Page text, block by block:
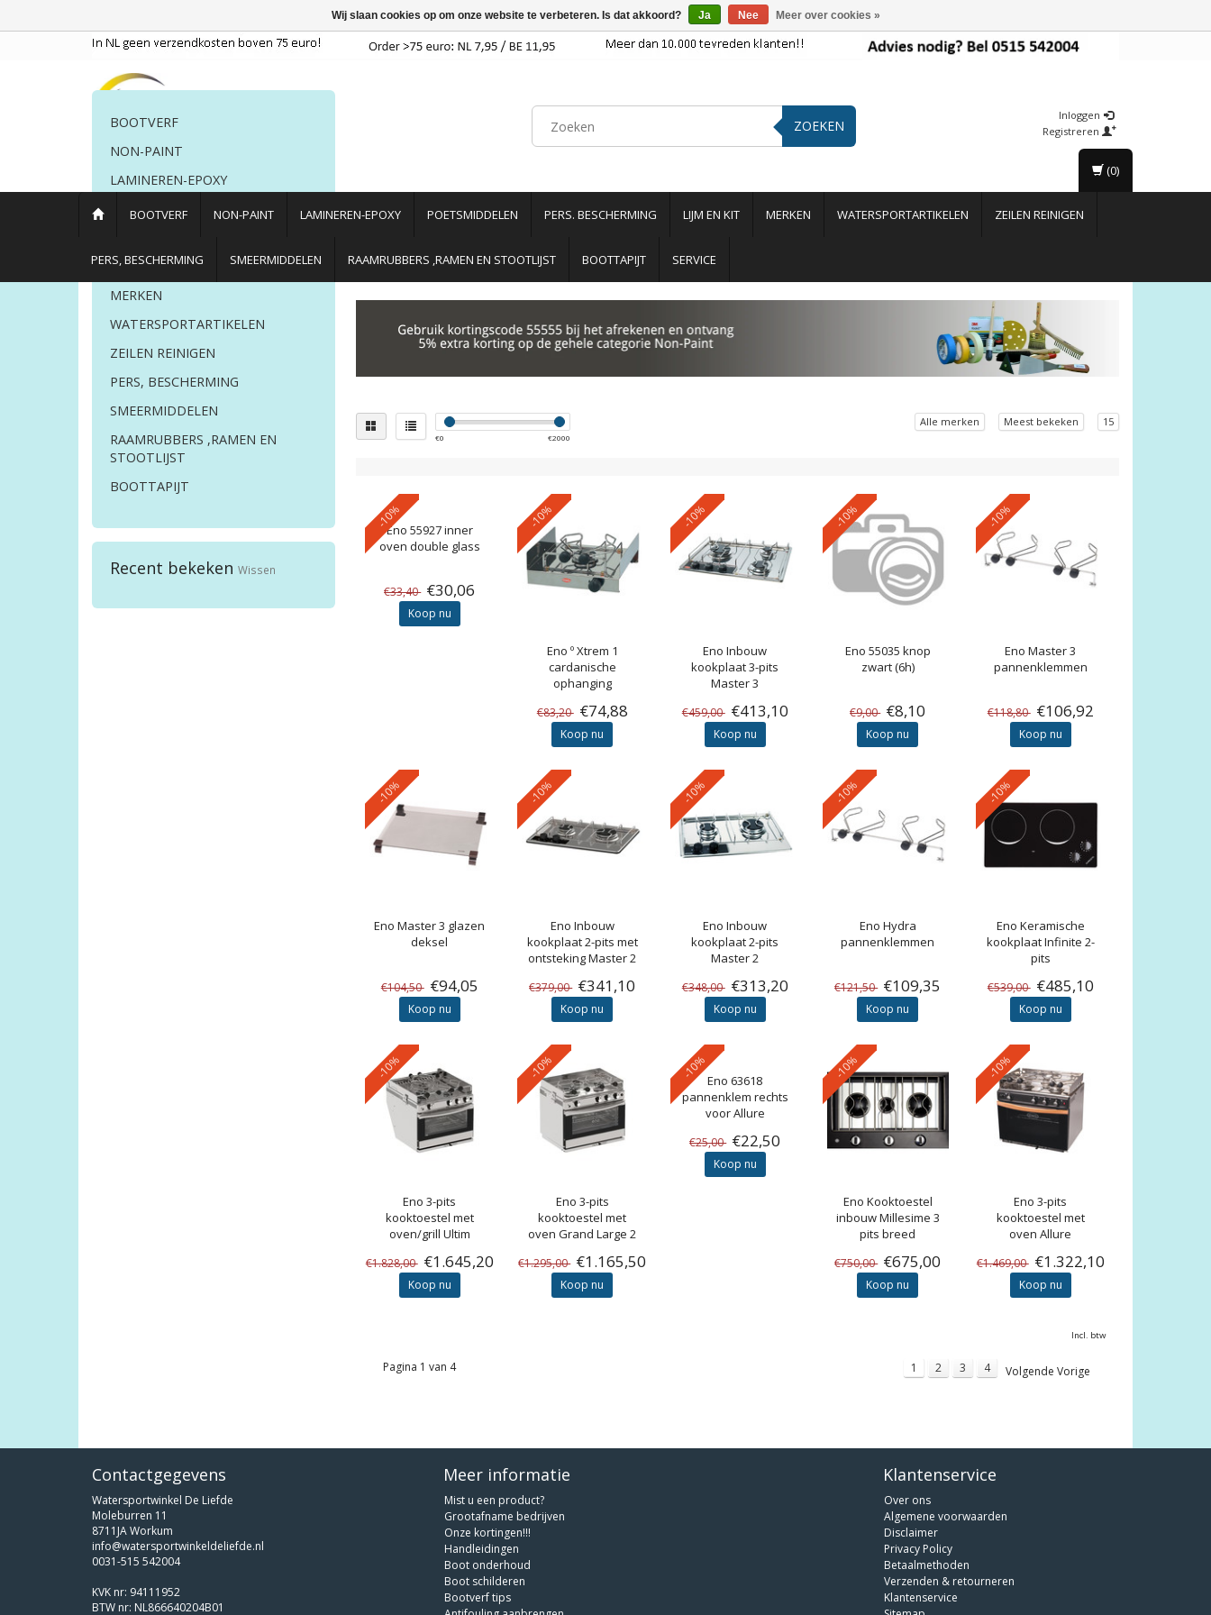
ZOEKEN
Inloggen
Registreren
BOOTVERF NON-PAINT LAMINEREN-EPOXY POETSMIDDELEN PERS. BESCHERMING LIJM EN KIT MERKEN WATERSPORTARTIKELEN ZEILEN REINIGEN
PERS, BESCHERMING SMEERMIDDELEN RAAMRUBBERS ,RAMEN EN STOOTLIJST BOOTTAPIJT SERVICE
(0)
BOOTVERF
NON-PAINT
LAMINEREN-EPOXY
POETSMIDDELEN
LIJM EN KIT
MERKEN
WATERSPORTARTIKELEN
ZEILEN REINIGEN
PERS, BESCHERMING
SMEERMIDDELEN
RAAMRUBBERS ,RAMEN EN
STOOTLIJST
BOOTTAPIJT
Recent bekeken Wissen
€0 €2000
Alle merken Meest bekeken 15
-10%
Eno 55927 inner
oven double glass
€33,40 €30,06
Koop nu
-10%
Eno º Xtrem 1
cardanische
ophanging
€83,20 €74,88
Koop nu
-10%
Eno Inbouw
kookplaat 3-pits
Master 3
€459,00 €413,10
Koop nu
-10%
Eno 55035 knop
zwart (6h)
€9,00 €8,10
Koop nu
-10%
Eno Master 3
pannenklemmen
€118,80 €106,92
Koop nu
-10%
Eno Master 3 glazen
deksel
€104,50 €94,05
Koop nu
-10%
Eno Inbouw
kookplaat 2-pits met
ontsteking Master 2
€379,00 €341,10
Koop nu
-10%
Eno Inbouw
kookplaat 2-pits
Master 2
€348,00 €313,20
Koop nu
-10%
Eno Hydra
pannenklemmen
€121,50 €109,35
Koop nu
-10%
Eno Keramische
kookplaat Infinite 2-
pits
€539,00 €485,10
Koop nu
-10%
Eno 3-pits
kooktoestel met
oven/grill Ultim
€1.828,00 €1.645,20
Koop nu
-10%
Eno 3-pits
kooktoestel met
oven Grand Large 2
€1.295,00 €1.165,50
Koop nu
-10%Eno 63618
pannenklem rechts
voor Allure
€25,00 €22,50
Koop nu
-10%
Eno Kooktoestel
inbouw Millesime 3
pits breed
€750,00 €675,00
Koop nu
-10%
Eno 3-pits
kooktoestel met
oven Allure
€1.469,00 €1.322,10
Koop nu
Incl. btw
Pagina 1 van 4 1 2 3 4 Volgende Vorige
Contactgegevens
Watersportwinkel De Liefde
Moleburren 11
8711JA Workum
info@watersportwinkeldeliefde.nl
0031-515 542004
KVK nr: 94111952
BTW nr: NL866640204B01
Meer informatie
Mist u een product?
Grootafname bedrijven
Onze kortingen!!!
Handleidingen
Boot onderhoud
Boot schilderen
Bootverf tips
Klantenservice
Over ons
Algemene voorwaarden
Disclaimer
Privacy Policy
Betaalmethoden
Verzenden & retourneren
Klantenservice
Wij slaan cookies op om onze website te verbeteren. Is dat akkoord? Ja Nee Meer over cookies »